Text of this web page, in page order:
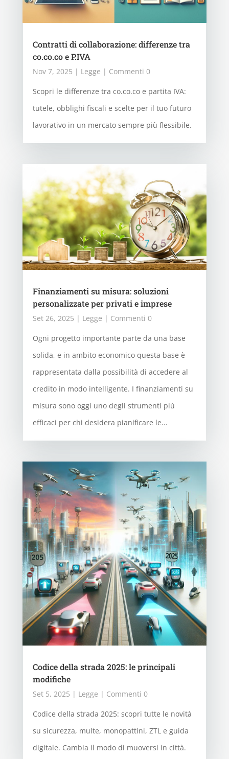
Contratti di collaborazione: differenze tra
co.co.co e P.IVA
Nov 7, 2025 | Legge | Commenti 0
Scopri le differenze tra co.co.co e partita IVA:
tutele, obblighi fiscali e scelte per il tuo futuro
lavorativo in un mercato sempre più flessibile.
Finanziamenti su misura: soluzioni
personalizzate per privati e imprese
Set 26, 2025 | Legge | Commenti 0
Ogni progetto importante parte da una base
solida, e in ambito economico questa base è
rappresentata dalla possibilità di accedere al
credito in modo intelligente. I finanziamenti su
misura sono oggi uno degli strumenti più
efficaci per chi desidera pianificare le...
Codice della strada 2025: le principali
modifiche
Set 5, 2025 | Legge | Commenti 0
Codice della strada 2025: scopri tutte le novità
su sicurezza, multe, monopattini, ZTL e guida
digitale. Cambia il modo di muoversi in città.